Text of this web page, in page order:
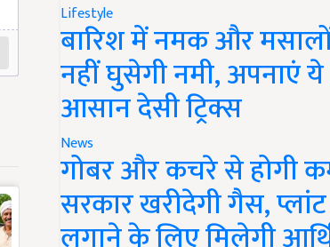
Lifestyle
बारिश में नमक और
नहीं घुसेगी नमी, अपनाएं
आसान देसी ट्रिक्स
News
गोबर और कचरे से होगी
सरकार खरीदेगी गैस, प्लांट